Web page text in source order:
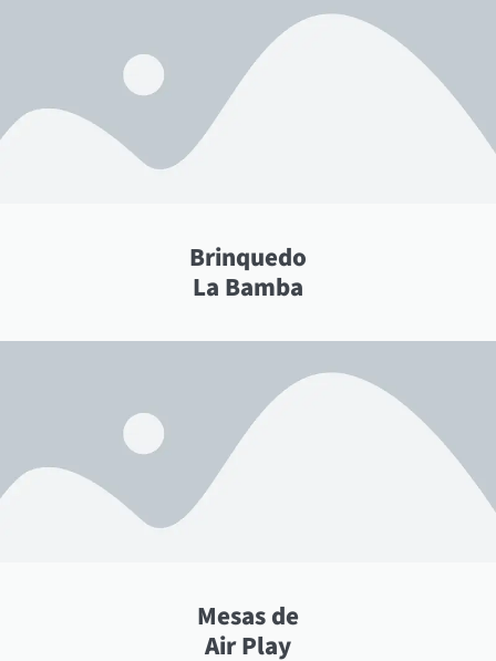
Brinquedo
La Bamba
Mesas de
Air Play